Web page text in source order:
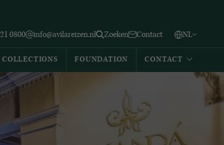
0800 info@avilareizen.nl Zoeken Contact NL
Español
COLLECTIONS FOUNDATION CONTACT